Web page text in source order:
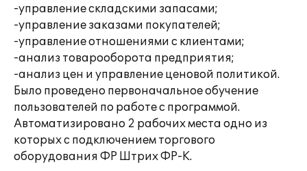
-управление складскими запасами;
-управление заказами покупателей;
-управление отношениями с клиентами;
-анализ товарооборота предприятия;
-анализ цен и управление ценовой политикой.
Было проведено первоначальное обучение
пользователей по работе с программой.
Автоматизировано 2 рабочих места одно из
которых с подключением торгового
оборудования ФР Штрих ФР-К.